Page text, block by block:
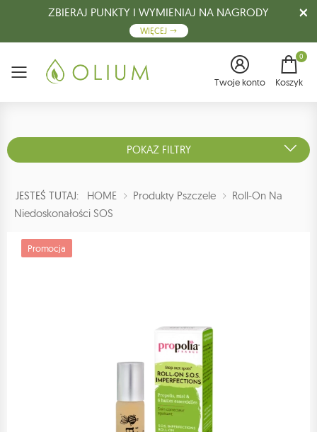
ZBIERAJ PUNKTY I WYMIENIAJ NA NAGRODY
WIĘCEJ
Menu Twoje konto
0
Koszyk
POKAŻ FILTRY
JESTEŚ TUTAJ: HOME Produkty Pszczele
Roll-On Na
Niedoskonałości SOS
Promocja